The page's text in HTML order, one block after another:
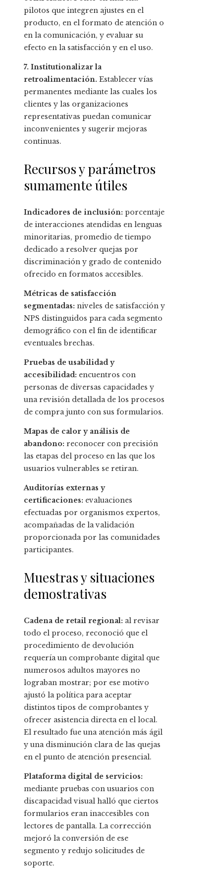
pilotos que integren ajustes en el
producto, en el formato de atención o
en la comunicación, y evaluar su
efecto en la satisfacción y en el uso.
7. Institutionalizar la
retroalimentación. Establecer vías
permanentes mediante las cuales los
clientes y las organizaciones
representativas puedan comunicar
inconvenientes y sugerir mejoras
continuas.
Recursos y parámetros
sumamente útiles
Indicadores de inclusión: porcentaje
de interacciones atendidas en lenguas
minoritarias, promedio de tiempo
dedicado a resolver quejas por
discriminación y grado de contenido
ofrecido en formatos accesibles.
Métricas de satisfacción
segmentadas: niveles de satisfacción y
NPS distinguidos para cada segmento
demográfico con el fin de identificar
eventuales brechas.
Pruebas de usabilidad y
accesibilidad: encuentros con
personas de diversas capacidades y
una revisión detallada de los procesos
de compra junto con sus formularios.
Mapas de calor y análisis de
abandono: reconocer con precisión
las etapas del proceso en las que los
usuarios vulnerables se retiran.
Auditorías externas y
certificaciones: evaluaciones
efectuadas por organismos expertos,
acompañadas de la validación
proporcionada por las comunidades
participantes.
Muestras y situaciones
demostrativas
Cadena de retail regional: al revisar
todo el proceso, reconoció que el
procedimiento de devolución
requería un comprobante digital que
numerosos adultos mayores no
lograban mostrar; por ese motivo
ajustó la política para aceptar
distintos tipos de comprobantes y
ofrecer asistencia directa en el local.
El resultado fue una atención más ágil
y una disminución clara de las quejas
en el punto de atención presencial.
Plataforma digital de servicios:
mediante pruebas con usuarios con
discapacidad visual halló que ciertos
formularios eran inaccesibles con
lectores de pantalla. La corrección
mejoró la conversión de ese
segmento y redujo solicitudes de
soporte.